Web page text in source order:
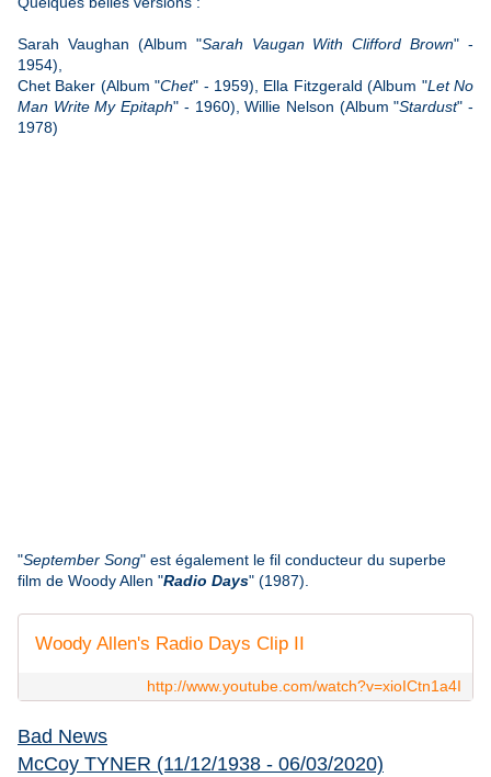
Sarah Vaughan (Album "Sarah Vaugan With Clifford Brown" -
1954),
Chet Baker (Album "Chet" - 1959), Ella Fitzgerald (Album "Let No
Man Write My Epitaph" - 1960), Willie Nelson (Album "Stardust" -
1978)
"September Song" est également le fil conducteur du superbe
film de Woody Allen "Radio Days" (1987).
Woody Allen's Radio Days Clip II
http://www.youtube.com/watch?v=xioICtn1a4I
Bad News
McCoy TYNER (11/12/1938 - 06/03/2020)